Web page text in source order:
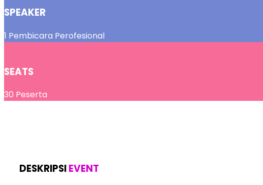
SPEAKER
1 Pembicara Perofesional
SEATS
30 Peserta
DESKRIPSIEVENT